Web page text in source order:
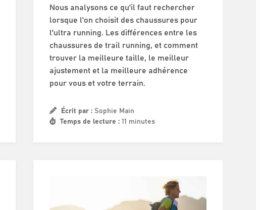
Nous analysons ce qu'il faut rechercher
lorsque l'on choisit des chaussures pour
l'ultra running. Les différences entre les
chaussures de trail running, et comment
trouver la meilleure taille, le meilleur
ajustement et la meilleure adhérence
pour vous et votre terrain.
Écrit par :Sophie Main
Temps de lecture :11 minutes